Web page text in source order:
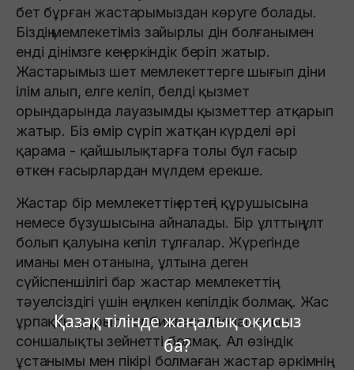
Қазақ тілінде жаңалық оқисыз
ба?
бет бұрған жастарымыздан көруге болады.
Біздің мемлекетіміз зайырлы дін болғанымен
енді дінімзге кең еркіндік беріп жатыр.
Жастарымыз шет мемлекеттерге шығып діни
ілім алып, елге келіп, белді қызмет
орындарында лауазымды қызметтер атқарып
жатыр. Біз өмір сүріп жатқан күрделі әрі
қарама - қайшылықтарға толы бұл ғасыр
өткен ғасырлардан мүлдем ерекше.
Жастар бір мемлекеттің ертеңгі құрушысына
немесе бұзушысына айналады. Бір ұлттың ұлт
болып қалуына кепіл тұлғалар. Жүрегінде
иманы мен отанына, ұлтына деген
сүйіспеншілігі бар жастар мемлекеттің
тәуелсіздігі үшін ең үлкен кепілдік болмақ. Жас
ұрпақты дұрыс тәрбиелесең, болашағың
соншалықты зейнетті болмақ. Ал өзіндік
ұстанымы мен пікірі болмаған жастар әркімнің